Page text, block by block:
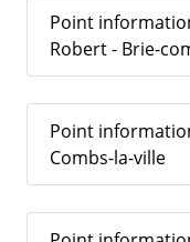
Point
Robert - Brie-
Point
Combs-la-ville